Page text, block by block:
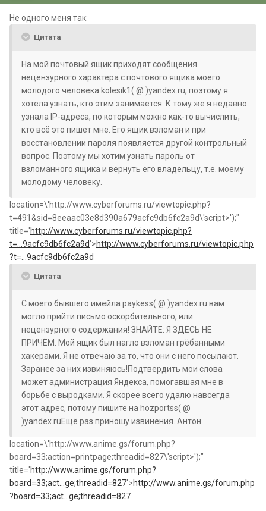
Не одного меня так:
Цитата
На мой почтовый ящик приходят сообщения
нецензурного характера с почтового ящика моего
молодого человека kolesik1( @ )yandex.ru, поэтому я
хотела узнать, кто этим занимается. К тому же я недавно
узнала IP-адреса, по которым можно как-то вычислить,
кто всё это пишет мне. Его ящик взломан и при
восстановлении пароля появляется другой контрольный
вопрос. Поэтому мы хотим узнать пароль от
взломанного ящика и вернуть его владельцу, т.е. моему
молодому человеку.
location=\'http://www.cyberforums.ru/viewtopic.php?
t=491&sid=8eeaac03e8d390a679acfc9db6fc2a9d\'script>');"
title='http://www.cyberforums.ru/viewtopic.php?
t=...9acfc9db6fc2a9d'>http://www.cyberforums.ru/viewtopic.php
?t=...9acfc9db6fc2a9d
Цитата
С моего бывшего имейла paykess( @ )yandex.ru вам
могло прийти письмо оскорбительного, или
нецензурного содержания! ЗНАЙТЕ: Я ЗДЕСЬ НЕ
ПРИЧЁМ. Мой ящик был нагло взломан грёбанными
хакерами. Я не отвечаю за то, что они с него посылают.
Заранее за них извиняюсь!Подтвердить мои слова
может администрация Яндекса, помогавшая мне в
борьбе с выродками. Я скорее всего удалю навсегда
этот адрес, потому пишите на hozportss( @
)yandex.ruЕщё раз приношу извинения. Антон.
location=\'http://www.anime.gs/forum.php?
board=33;action=printpage;threadid=827\'script>');"
title='http://www.anime.gs/forum.php?
board=33;act...ge;threadid=827'>http://www.anime.gs/forum.php
?board=33;act...ge;threadid=827